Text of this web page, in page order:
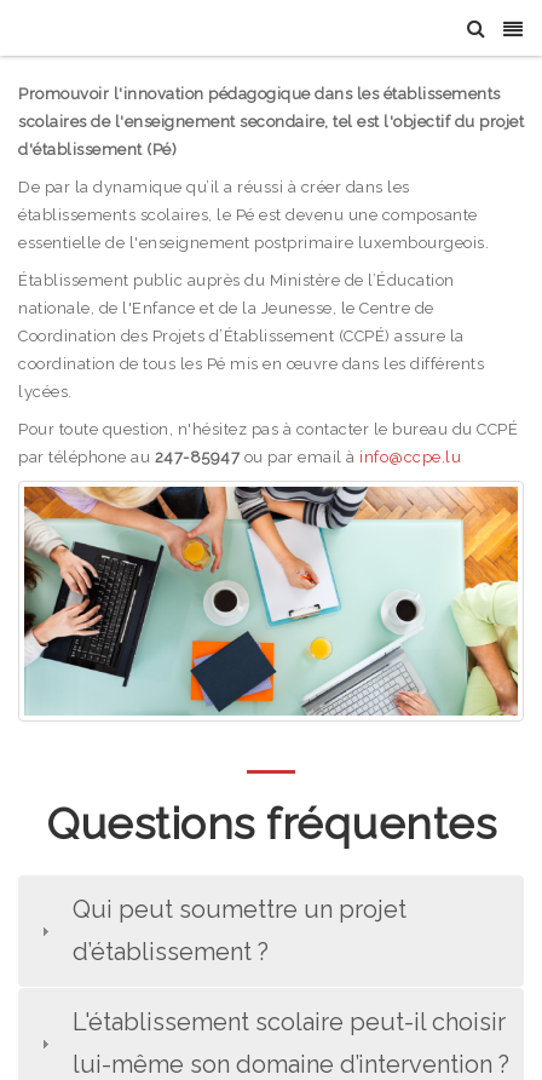
Promouvoir l'innovation pédagogique dans les établissements
scolaires de l'enseignement secondaire, tel est l'objectif du projet
d'établissement (Pé)
De par la dynamique qu’il a réussi à créer dans les
établissements scolaires, le Pé est devenu une composante
essentielle de l'enseignement postprimaire luxembourgeois.
Établissement public auprès du Ministère de l’Éducation
nationale, de l'Enfance et de la Jeunesse, le Centre de
Coordination des Projets d’Établissement (CCPÉ) assure la
coordination de tous les Pé mis en œuvre dans les différents
lycées.
Pour toute question, n'hésitez pas à contacter le bureau du CCPÉ
par téléphone au 247-85947ou par email à info@ccpe.lu
Questions fréquentes
Qui peut soumettre un projet
d’établissement ?
L'établissement scolaire peut-il choisir
lui-même son domaine d’intervention ?